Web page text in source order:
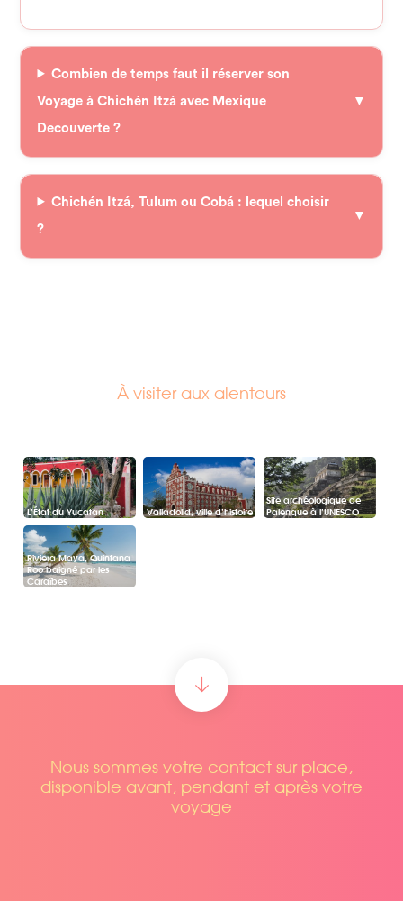
Combien de temps faut il réserver son
Voyage à Chichén Itzá avec Mexique
Decouverte ?
Chichén Itzá, Tulum ou Cobá : lequel choisir
?
À visiter aux alentours
L’État du Yucatan Valladolid, ville d’histoire
Site archéologique de
Palenque à l’UNESCO
Riviera Maya, Quintana
Roo baigné par les
Caraïbes
Nous sommes votre contact sur place,
disponible avant, pendant et après votre
voyage